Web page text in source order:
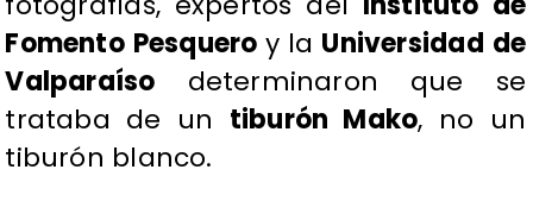
Fomento Pesqueroy la Universidad de
Valparaíso determinaron que se
trataba de un tiburón Mako, no un
tiburón blanco.